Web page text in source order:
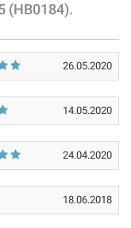
комплектация
уведомления. За
ответственности
(HB0184).
26.05.2020
14.05.2020
24.04.2020
18.06.2018